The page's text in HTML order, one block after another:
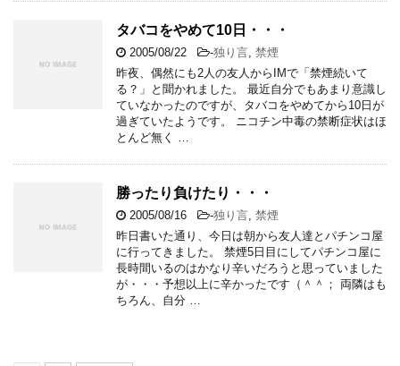
タバコをやめて10日・・・
2005/08/22 -独り言, 禁煙
昨夜、偶然にも2人の友人からIMで「禁煙続いて
る？」と聞かれました。 最近自分でもあまり意識し
ていなかったのですが、タバコをやめてから10日が
過ぎていたようです。 ニコチン中毒の禁断症状はほ
とんど無く …
勝ったり負けたり・・・
2005/08/16 -独り言, 禁煙
昨日書いた通り、今日は朝から友人達とパチンコ屋
に行ってきました。 禁煙5日目にしてパチンコ屋に
長時間いるのはかなり辛いだろうと思っていました
が・・・予想以上に辛かったです（＾＾； 両隣はも
ちろん、自分 …